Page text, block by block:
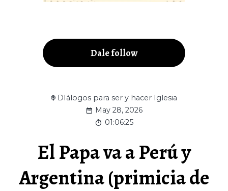
Dale follow
DIálogos para ser y hacer Iglesia
May 28, 2026
01:06:25
El Papa va a Perú y
Argentina (primicia de